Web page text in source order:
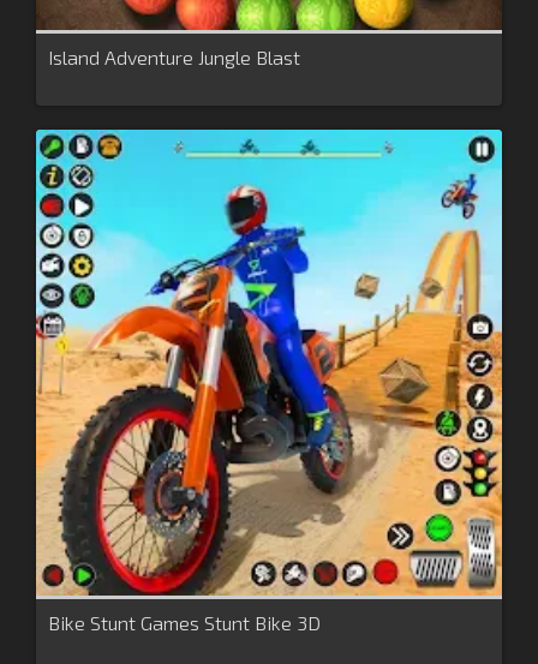
Island Adventure Jungle Blast
Bike Stunt Games Stunt Bike 3D